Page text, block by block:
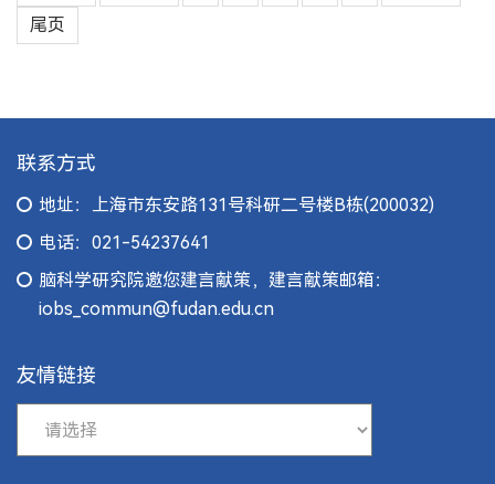
尾页
联系方式
地址：上海市东安路131号科研二号楼B栋(200032)
电话：021-54237641
脑科学研究院邀您建言献策，建言献策邮箱：
iobs_commun@fudan.edu.cn
友情链接